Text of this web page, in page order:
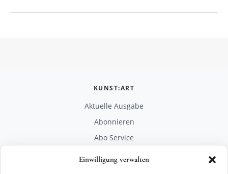
Einwilligung verwalten
KUNST:ART
Aktuelle Ausgabe
Abonnieren
Abo Service